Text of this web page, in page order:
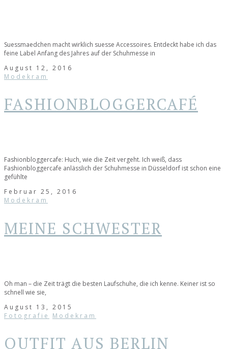
Suessmaedchen macht wirklich suesse Accessoires. Entdeckt habe ich das
feine Label Anfang des Jahres auf der Schuhmesse in
August 12, 2016
Modekram
FASHIONBLOGGERCAFÉ
Fashionbloggercafe: Huch, wie die Zeit vergeht. Ich weiß, dass
Fashionbloggercafe anlässlich der Schuhmesse in Düsseldorf ist schon eine
gefühlte
Februar 25, 2016
Modekram
MEINE SCHWESTER
Oh man – die Zeit trägt die besten Laufschuhe, die ich kenne. Keiner ist so
schnell wie sie,
August 13, 2015
Fotografie
Modekram
OUTFIT AUS BERLIN